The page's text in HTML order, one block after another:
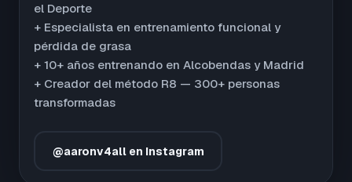
el Deporte
+ Especialista en entrenamiento funcional y
pérdida de grasa
+ 10+ años entrenando en Alcobendas y Madrid
+ Creador del método R8 — 300+ personas
transformadas
@aaronv4all en Instagram